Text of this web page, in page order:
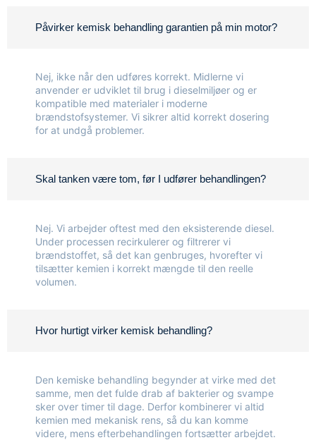
Påvirker kemisk behandling garantien på min motor?
Nej, ikke når den udføres korrekt. Midlerne vi
anvender er udviklet til brug i dieselmiljøer og er
kompatible med materialer i moderne
brændstofsystemer. Vi sikrer altid korrekt dosering
for at undgå problemer.
Skal tanken være tom, før I udfører behandlingen?
Nej. Vi arbejder oftest med den eksisterende diesel.
Under processen recirkulerer og filtrerer vi
brændstoffet, så det kan genbruges, hvorefter vi
tilsætter kemien i korrekt mængde til den reelle
volumen.
Hvor hurtigt virker kemisk behandling?
Den kemiske behandling begynder at virke med det
samme, men det fulde drab af bakterier og svampe
sker over timer til dage. Derfor kombinerer vi altid
kemien med mekanisk rens, så du kan komme
videre, mens efterbehandlingen fortsætter arbejdet.